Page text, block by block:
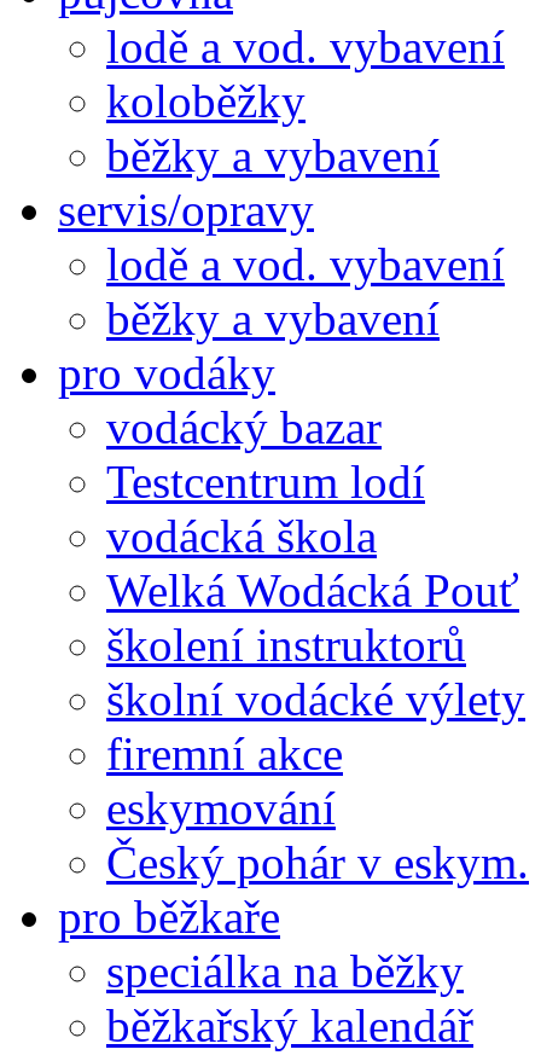
lodě a vod. vybavení
koloběžky
běžky a vybavení
servis/opravy
lodě a vod. vybavení
běžky a vybavení
pro vodáky
vodácký bazar
Testcentrum lodí
vodácká škola
Welká Wodácká Pouť
školení instruktorů
školní vodácké výlety
firemní akce
eskymování
Český pohár v eskym.
pro běžkaře
speciálka na běžky
běžkařský kalendář